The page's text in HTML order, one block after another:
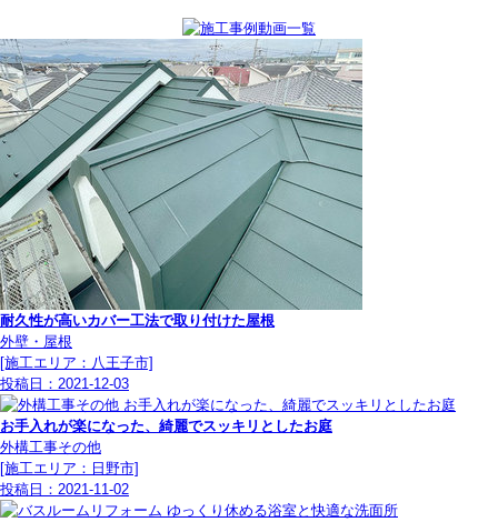
耐久性が高いカバー工法で取り付けた屋根
外壁・屋根
[施工エリア：八王子市]
投稿日： 2021-12-03
お手入れが楽になった、綺麗でスッキリとしたお庭
外構工事その他
[施工エリア：日野市]
投稿日： 2021-11-02